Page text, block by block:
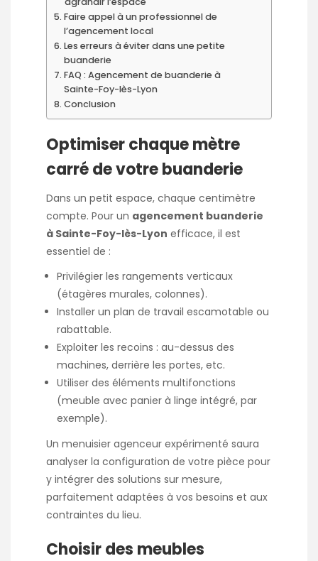
Faire appel à un professionnel de
l’agencement local
Les erreurs à éviter dans une petite
buanderie
FAQ : Agencement de buanderie à
Sainte-Foy-lès-Lyon
Conclusion
Optimiser chaque mètre
carré de votre buanderie
Dans un petit espace, chaque centimètre
compte. Pour un agencement buanderie
à Sainte-Foy-lès-Lyon efficace, il est
essentiel de :
Privilégier les rangements verticaux
(étagères murales, colonnes).
Installer un plan de travail escamotable ou
rabattable.
Exploiter les recoins : au-dessus des
machines, derrière les portes, etc.
Utiliser des éléments multifonctions
(meuble avec panier à linge intégré, par
exemple).
Un menuisier agenceur expérimenté saura
analyser la configuration de votre pièce pour
y intégrer des solutions sur mesure,
parfaitement adaptées à vos besoins et aux
contraintes du lieu.
Choisir des meubles